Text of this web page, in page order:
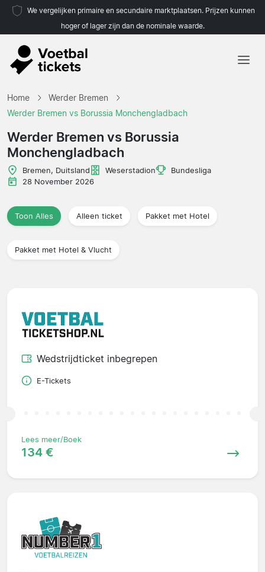
We vergelijken primaire en secundaire marktplaatsen. Prijzen kunnen
hoger of lager zijn dan de nominale waarde.
Teams
Competities
Reisorganisaties
Home
Werder Bremen
Werder Bremen vs Borussia Monchengladbach
Werder Bremen vs Borussia
Monchengladbach
Bremen, Duitsland Weserstadion
Bundesliga
28 November 2026
Toon Alles Alleen ticket Pakket met Hotel
Pakket met Hotel & Vlucht
Wedstrijdticket inbegrepen
E-Tickets
Lees meer/Boek
134 €